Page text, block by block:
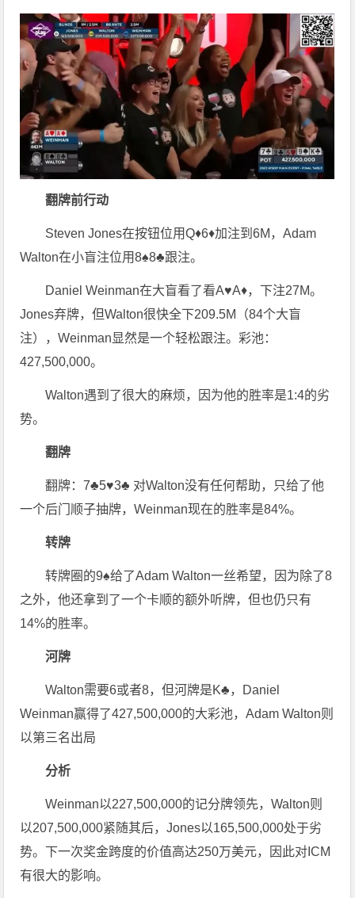
翻牌前行动
Steven Jones在按钮位用Q♦6♦加注到6M，Adam
Walton在小盲注位用8♠8♣跟注。
Daniel Weinman在大盲看了看A♥A♦，下注27M。
Jones弃牌，但Walton很快全下209.5M（84个大盲
注），Weinman显然是一个轻松跟注。彩池：
427,500,000。
Walton遇到了很大的麻烦，因为他的胜率是1:4的劣
势。
翻牌
翻牌：7♣5♥3♣ 对Walton没有任何帮助，只给了他
一个后门顺子抽牌，Weinman现在的胜率是84%。
转牌
转牌圈的9♠给了Adam Walton一丝希望，因为除了8
之外，他还拿到了一个卡顺的额外听牌，但也仍只有
14%的胜率。
河牌
Walton需要6或者8，但河牌是K♣，Daniel
Weinman赢得了427,500,000的大彩池，Adam Walton则
以第三名出局
分析
Weinman以227,500,000的记分牌领先，Walton则
以207,500,000紧随其后，Jones以165,500,000处于劣
势。下一次奖金跨度的价值高达250万美元，因此对ICM
有很大的影响。